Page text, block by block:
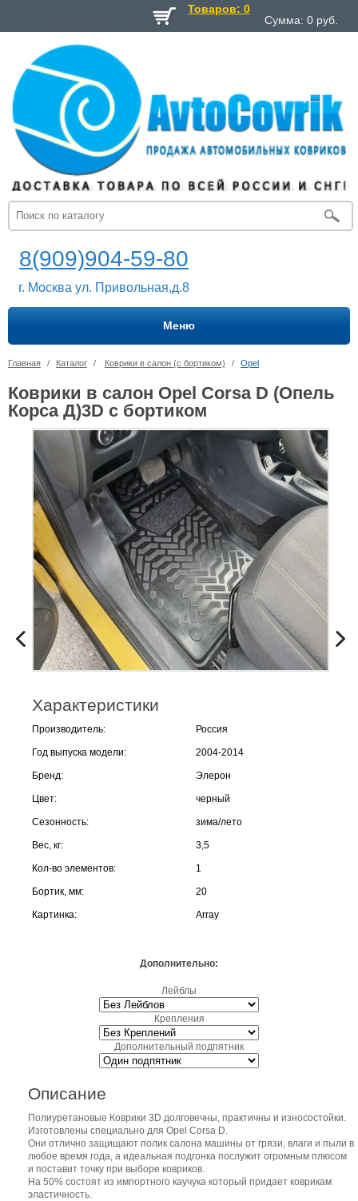
Товаров: 0
Сумма: 0 руб.
8(909)904-59-80
г. Москва ул. Привольная,д.8
Меню
Главная / Каталог / Коврики в салон (с бортиком) / Opel
Коврики в салон Opel Corsa D (Опель
Корса Д)3D с бортиком
Характеристики
Производитель: Россия
Год выпуска модели: 2004-2014
Бренд: Элерон
Цвет: черный
Сезонность: зима/лето
Вес, кг: 3,5
Кол-во элементов: 1
Бортик, мм: 20
Картинка: Array
Дополнительно:
Лейблы
Крепления
Дополнительный подпятник
Описание
Полиуретановые Коврики 3D долговечны, практичны и износостойки.
Изготовлены специально для Opel Corsa D.
Они отлично защищают полик салона машины от грязи, влаги и пыли в
любое время года, а идеальная подгонка послужит огромным плюсом
и поставит точку при выборе ковриков.
На 50% состоят из импортного каучука который придает коврикам
эластичность.